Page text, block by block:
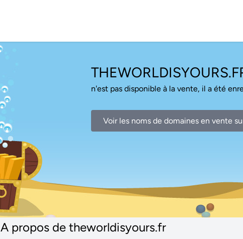
n'est pas disponible à la vente, il a été
Voir les noms de domaines en vente
A propos de theworldisyours.fr